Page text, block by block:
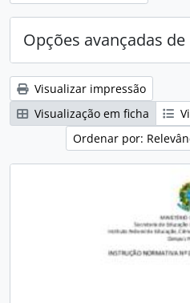
Opções avançadas de
Visualizar impressão
Visualização em ficha
Ordenar por: